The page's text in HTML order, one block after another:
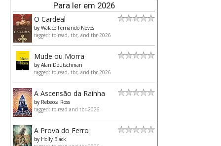
Para ler em 2026
O Cardeal
by Walace Fernando Neves
tagged: to-read, tbr, and tbr-2026
Mude ou Morra
by Alan Deutschman
tagged: to-read, tbr, and tbr-2026
A Ascensão da Rainha
by Rebecca Ross
tagged: to-read and tbr-2026
A Prova do Ferro
by Holly Black